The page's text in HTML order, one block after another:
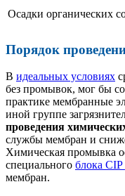
Осадки органических
Порядок
В идеальных условиях
без промывок, мог бы
практике мембранные
иной группе
проведения
службы мембран и
Химическая промывка
специального блока
мембран.